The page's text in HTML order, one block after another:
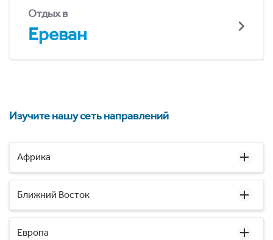
Отдых в
Ереван
Изучите нашу сеть направлений
Африка
Ближний Восток
Европа